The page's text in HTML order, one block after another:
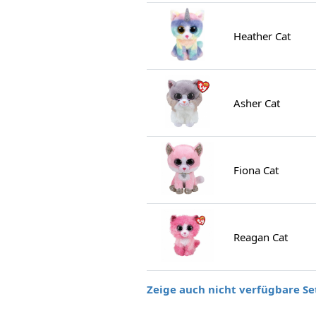
Heather Cat
Asher Cat
Fiona Cat
Reagan Cat
Zeige auch nicht verfügbare